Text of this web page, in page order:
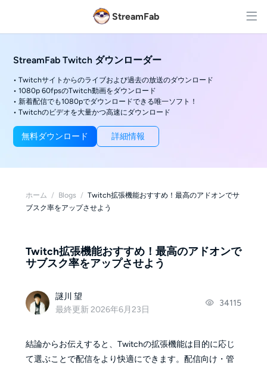
StreamFab
StreamFab Twitch ダウンローダー
• Twitchサイトからのライブおよび過去の放送のダウンロード
• 1080p 60fpsのTwitch動画をダウンロード
• 新着配信でも1080pでダウンロードできる唯一ソフト！
• Twitchのビデオを大量かつ高速にダウンロード
無料ダウンロード 詳細情報
ホーム / Blogs / Twitch拡張機能おすすめ！最高のアドオンでサ
ブスク率をアップさせよう
Twitch拡張機能おすすめ！最高のアドオンで
サブスク率をアップさせよう
謎川 望
最終更新 2026年6月23日
34115
結論からお伝えすると、Twitchの拡張機能は目的に応じ
て選ぶことで配信をより快適にできます。配信向け・管